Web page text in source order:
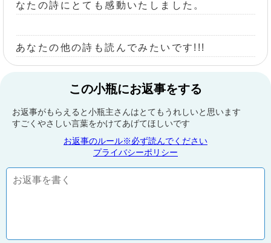
なたの詩にとても感動いたしました。
あなたの他の詩も読んでみたいです!!!
この小瓶にお返事をする
お返事がもらえると小瓶主さんはとてもうれしいと思います
すごくやさしい言葉をかけてあげてほしいです
お返事のルール※必ず読んでください
プライバシーポリシー